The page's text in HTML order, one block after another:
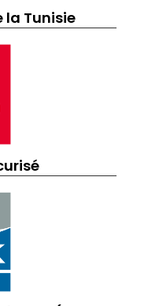
la Tunisie